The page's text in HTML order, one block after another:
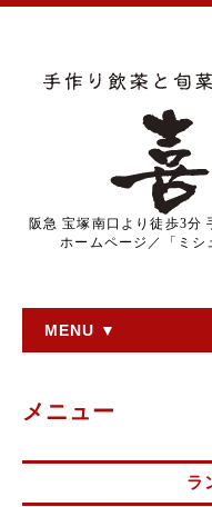
阪急 宝塚南口より徒歩3分
ホームページ／「ミシ
MENU ▼
メニュー
ラ